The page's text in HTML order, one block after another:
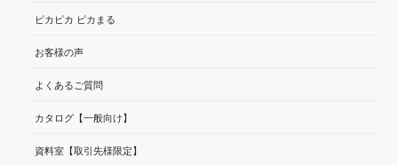
ピカピカ ピカまる
お客様の声
よくあるご質問
カタログ【一般向け】
資料室【取引先様限定】